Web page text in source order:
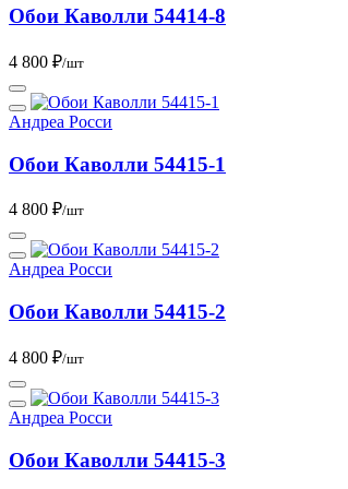
Обои Каволли 54414-8
4 800 ₽/шт
Андреа Росси
Обои Каволли 54415-1
4 800 ₽/шт
Андреа Росси
Обои Каволли 54415-2
4 800 ₽/шт
Андреа Росси
Обои Каволли 54415-3